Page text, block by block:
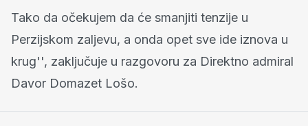
Tako da očekujem da će smanjiti tenzije u
Perzijskom zaljevu, a onda opet sve ide iznova u
krug'', zaključuje u razgovoru za Direktno admiral
Davor Domazet Lošo.